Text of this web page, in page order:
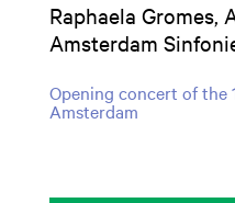
Raphaela Gromes,
Amsterdam
Opening concert of the
Amsterdam